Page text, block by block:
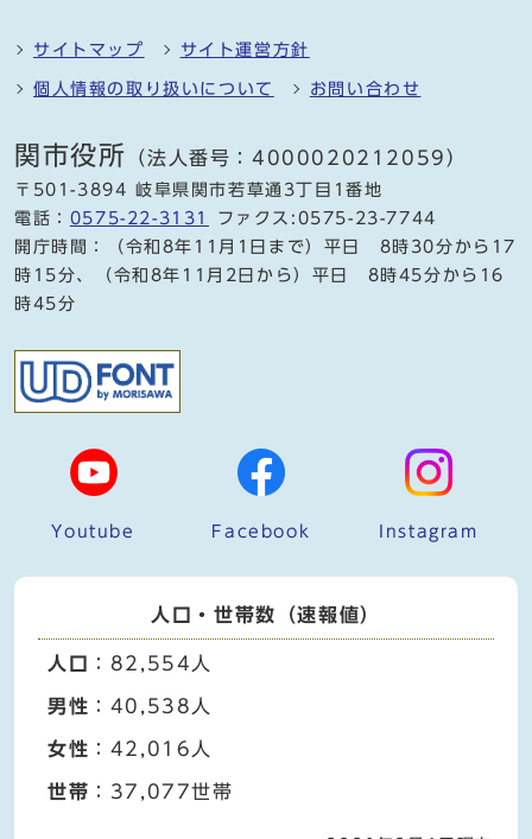
サイトマップ サイト運営方針
個人情報の取り扱いについて お問い合わせ
関市役所 （法人番号：4000020212059）
〒501-3894 岐阜県関市若草通3丁目1番地
電話： 0575-22-3131
ファクス:0575-23-7744
開庁時間：（令和8年11月1日まで）平日 8時30分から17
時15分、（令和8年11月2日から）平日 8時45分から16
時45分
Youtube Facebook Instagram
人口・世帯数（速報値）
人口 ：82,554人
男性 ：40,538人
女性 ：42,016人
世帯 ：37,077世帯